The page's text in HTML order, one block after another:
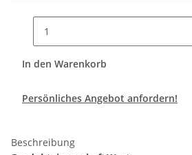
In den Warenkorb
Persönliches Angebot anfordern!
Beschreibung